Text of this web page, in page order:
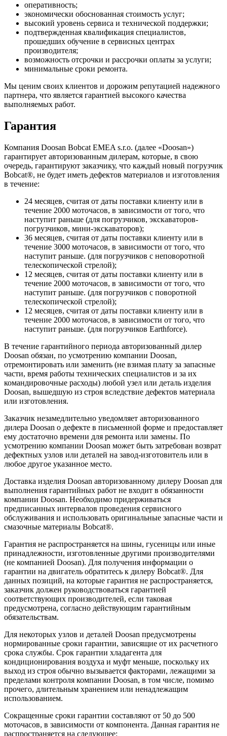
оперативность;
экономически обоснованная стоимость услуг;
высокий уровень сервиса и технической поддержки;
подтвержденная квалификация специалистов,
прошедших обучение в сервисных центрах
производителя;
возможность отсрочки и рассрочки оплаты за услуги;
минимальные сроки ремонта.
Мы ценим своих клиентов и дорожим репутацией надежного
партнера, что является гарантией высокого качества
выполняемых работ.
Гарантия
Компания Doosan Bobcat EMEA s.r.o. (далее «Doosan»)
гарантирует авторизованным дилерам, которые, в свою
очередь, гарантируют заказчику, что каждый новый погрузчик
Bobcat®, не будет иметь дефектов материалов и изготовления
в течение:
24 месяцев, считая от даты поставки клиенту или в
течение 2000 моточасов, в зависимости от того, что
наступит раньше (для погрузчиков, экскаваторов-
погрузчиков, мини-экскаваторов);
36 месяцев, считая от даты поставки клиенту или в
течение 3000 моточасов, в зависимости от того, что
наступит раньше. (для погрузчиков с неповоротной
телескопической стрелой);
12 месяцев, считая от даты поставки клиенту или в
течение 2000 моточасов, в зависимости от того, что
наступит раньше. (для погрузчиков с поворотной
телескопической стрелой);
12 месяцев, считая от даты поставки клиенту или в
течение 2000 моточасов, в зависимости от того, что
наступит раньше. (для погрузчиков Earthforce).
В течение гарантийного периода авторизованный дилер
Doosan обязан, по усмотрению компании Doosan,
отремонтировать или заменить (не взимая плату за запасные
части, время работы технических специалистов и за их
командировочные расходы) любой узел или деталь изделия
Doosan, вышедшую из строя вследствие дефектов материала
или изготовления.
Заказчик незамедлительно уведомляет авторизованного
дилера Doosan о дефекте в письменной форме и предоставляет
ему достаточно времени для ремонта или замены. По
усмотрению компании Doosan может быть затребован возврат
дефектных узлов или деталей на завод-изготовитель или в
любое другое указанное место.
Доставка изделия Doosan авторизованному дилеру Doosan для
выполнения гарантийных работ не входит в обязанности
компании Doosan. Необходимо придерживаться
предписанных интервалов проведения сервисного
обслуживания и использовать оригинальные запасные части и
смазочные материалы Bobcat®.
Гарантия не распространяется на шины, гусеницы или иные
принадлежности, изготовленные другими производителями
(не компанией Doosan). Для получения информации о
гарантии на двигатель обратитесь к дилеру Bobcat®. Для
данных позиций, на которые гарантия не распространяется,
заказчик должен руководствоваться гарантией
соответствующих производителей, если таковая
предусмотрена, согласно действующим гарантийным
обязательствам.
Для некоторых узлов и деталей Doosan предусмотрены
нормированные сроки гарантии, зависящие от их расчетного
срока службы. Срок гарантии хладагента для
кондиционирования воздуха и муфт меньше, поскольку их
выход из строя обычно вызывается факторами, лежащими за
пределами контроля компании Doosan, в том числе, помимо
прочего, длительным хранением или ненадлежащим
использованием.
Сокращенные сроки гарантии составляют от 50 до 500
моточасов, в зависимости от компонента. Данная гарантия не
распространяется на следующее: